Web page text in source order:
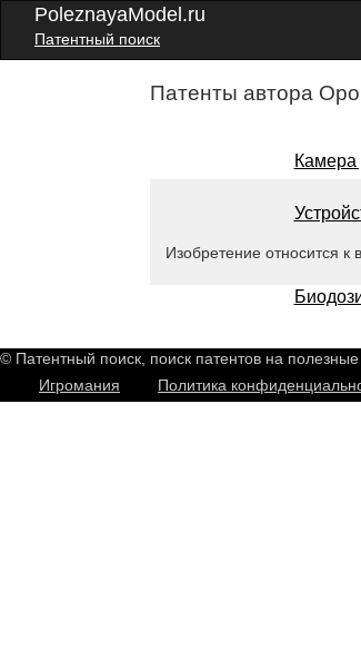
PoleznayaModel.ru
Патентный поиск
Патенты автора
Камера
Изобретение относится к
© Патентный поиск, поиск патентов на
Игромания
Политика